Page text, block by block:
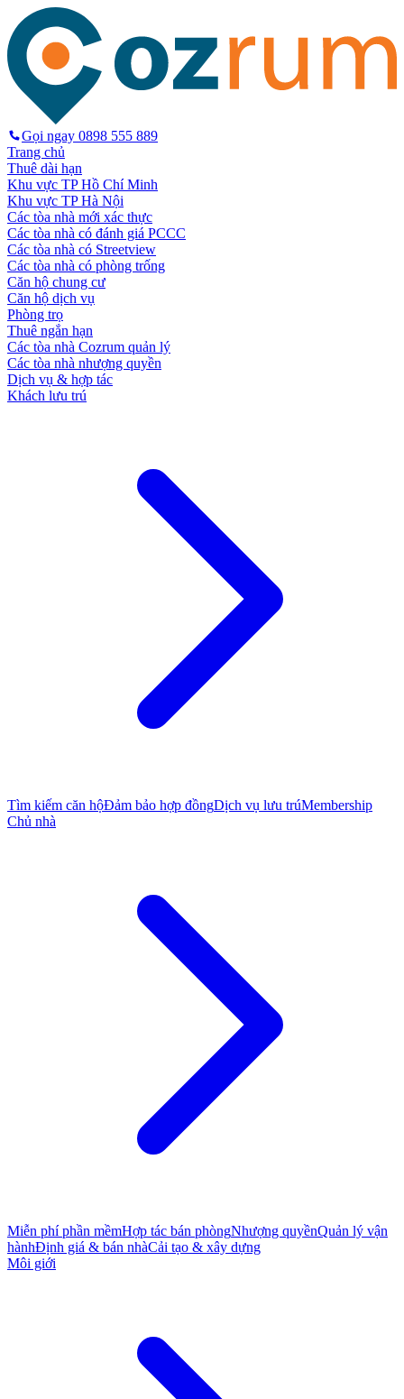
Gọi ngay 0898 555 889
Trang chủ
Thuê dài hạn
Khu vực TP Hồ Chí Minh
Khu vực TP Hà Nội
Các tòa nhà mới xác thực
Các tòa nhà có đánh giá PCCC
Các tòa nhà có Streetview
Các tòa nhà có phòng trống
Căn hộ chung cư
Căn hộ dịch vụ
Phòng trọ
Thuê ngắn hạn
Các tòa nhà Cozrum quản lý
Các tòa nhà nhượng quyền
Dịch vụ & hợp tác
Khách lưu trú
Tìm kiếm căn hộĐảm bảo hợp đồngDịch vụ lưu trúMembership
Chủ nhà
Miễn phí phần mềmHợp tác bán phòngNhượng quyềnQuản lý vận
hànhĐịnh giá & bán nhàCải tạo & xây dựng
Môi giới